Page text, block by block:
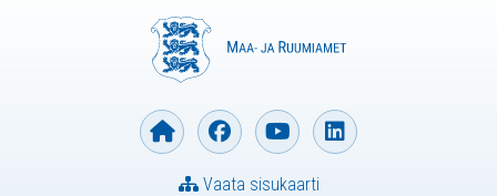
Vaata sisukaarti